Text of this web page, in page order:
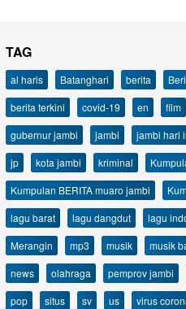
TAG
al haris Batanghari berita
berita terkini
covid-19 en film
gubernur jambi
jambi jambi hari
jp
kota jambi kriminal
Kumpulan BERITA muaro jambi
lagu barat
lagu dangdut lagu
Merangin
mp3 musik musik
news
olahraga pemprov jambi
pop
situs sv us virus